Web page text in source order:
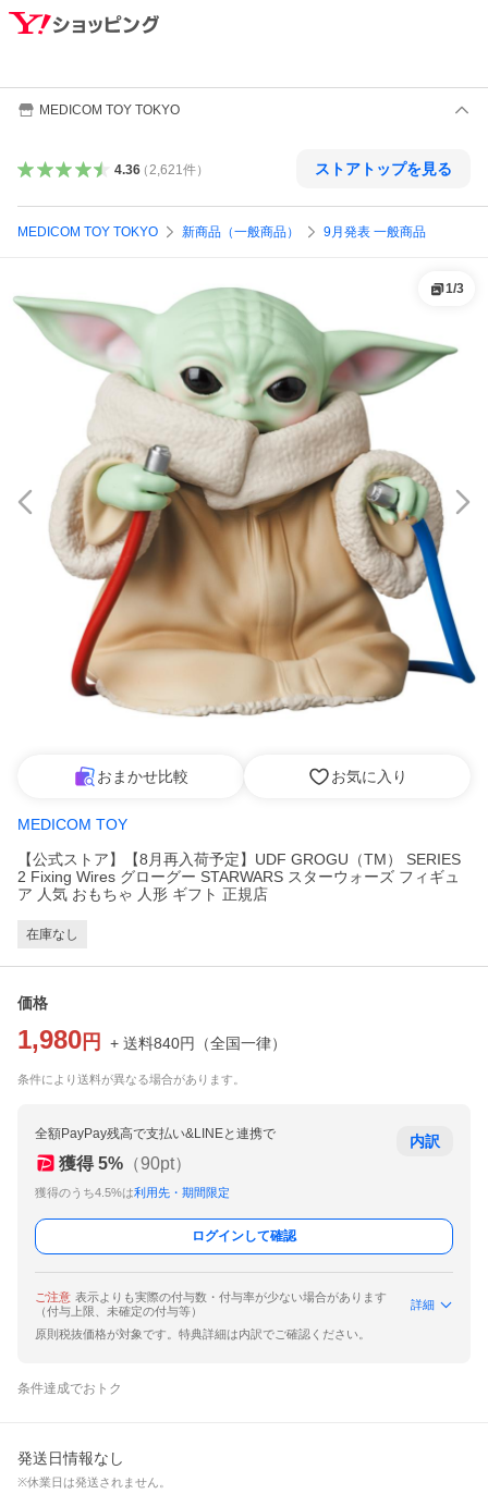
MEDICOM TOY TOKYO
4.36（ 2,621件） ストアトップを見る
MEDICOM TOY TOKYO 新商品（一般商品） 9月発表 一般商品
1/3
おまかせ比較 お気に入り
MEDICOM TOY
【公式ストア】【8月再入荷予定】UDF GROGU（TM） SERIES
2 Fixing Wires グローグー STARWARS スターウォーズ フィギュ
ア 人気 おもちゃ 人形 ギフト 正規店
在庫なし
価格
1,980 円 + 送料840円 （全国一律）
条件により送料が異なる場合があります。
全額PayPay残高で支払い&LINEと連携で
獲得 5% （90pt）
獲得のうち4.5%は利用先・期間限定
内訳
ログインして確認
ご注意 表示よりも実際の付与数・付与率が少ない場合があります
（付与上限、未確定の付与等）
詳細
原則税抜価格が対象です。特典詳細は内訳でご確認ください。
条件達成でおトク
発送日情報なし
※休業日は発送されません。